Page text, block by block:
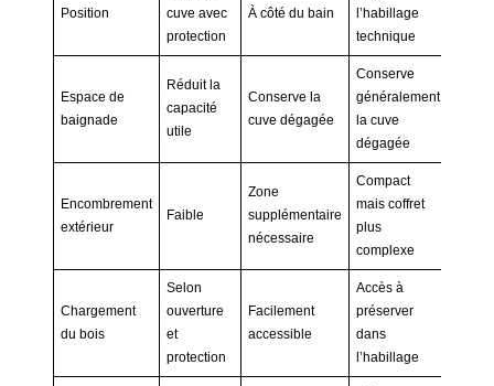
Position
cuve avec
protection
À côté du bain
l’habillage
technique
Espace de
baignade
Réduit la
capacité
utile
Conserve la
cuve dégagée
Conserve
généralement
la cuve
dégagée
Encombrement
extérieur
Faible
Zone
supplémentaire
nécessaire
Compact
mais coffret
plus
complexe
Chargement
du bois
Selon
ouverture
et
protection
Facilement
accessible
Accès à
préserver
dans
l’habillage